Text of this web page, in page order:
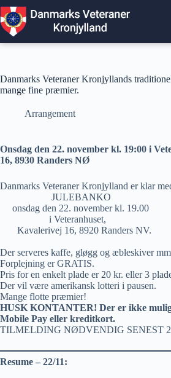
Fortsæt
til
indhold
Danmarks Veteraner Kronjyllands
mange fine præmier.
Arrangement
Onsdag den 22. november kl. 19:00 i
16, 8930 Randers NØ
Danmarks Veteraner Kronjylland er klar
JULEBANKO
onsdag den 22. november kl. 19.00
i Veteranhuset,
Kavalerivej 16, 8920 Randers NV.
Der serveres kaffe, gløgg og æbleskiver
Forplejning er GRATIS.
Pris for en enkelt plade er 20 kr. eller 3
Der vil være amerikansk lotteri i pausen.
Mange flotte præmier!
HUSK KONTANTER! Der er ikke
Mobile Pay eller kreditkort.
TILMELDING NØDVENDIG SENEST
Resume – 22/11: